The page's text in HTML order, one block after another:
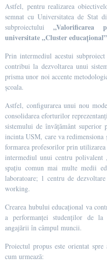
Astfel, pentru realizarea
semnat cu Universitatea de Stat
subproiectului „Valorificarea
universitate „Cluster
Prin intermediul acestui subproiect
contribui la dezvoltarea unui
prisma unor noi accente
școala.
Astfel, configurarea unui nou
consolidarea eforturilor
sistemului de învățământ superior
incinta USM, care va
formarea profesorilor prin
intermediul unui centru polivalent
spațiu comun mai multe medii
laboratoare; 1 centru de
working.
Crearea hubului educațional va
a performanței studenților de la
angajării în câmpul muncii.
Proiectul propus este orientat
cum urmează: